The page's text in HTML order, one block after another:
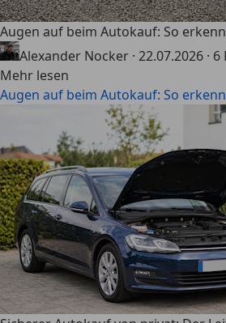
Augen auf beim Autokauf: So
Alexander Nocker · 22.07.2026 · 6
Mehr lesen
Augen auf beim Autokauf: So